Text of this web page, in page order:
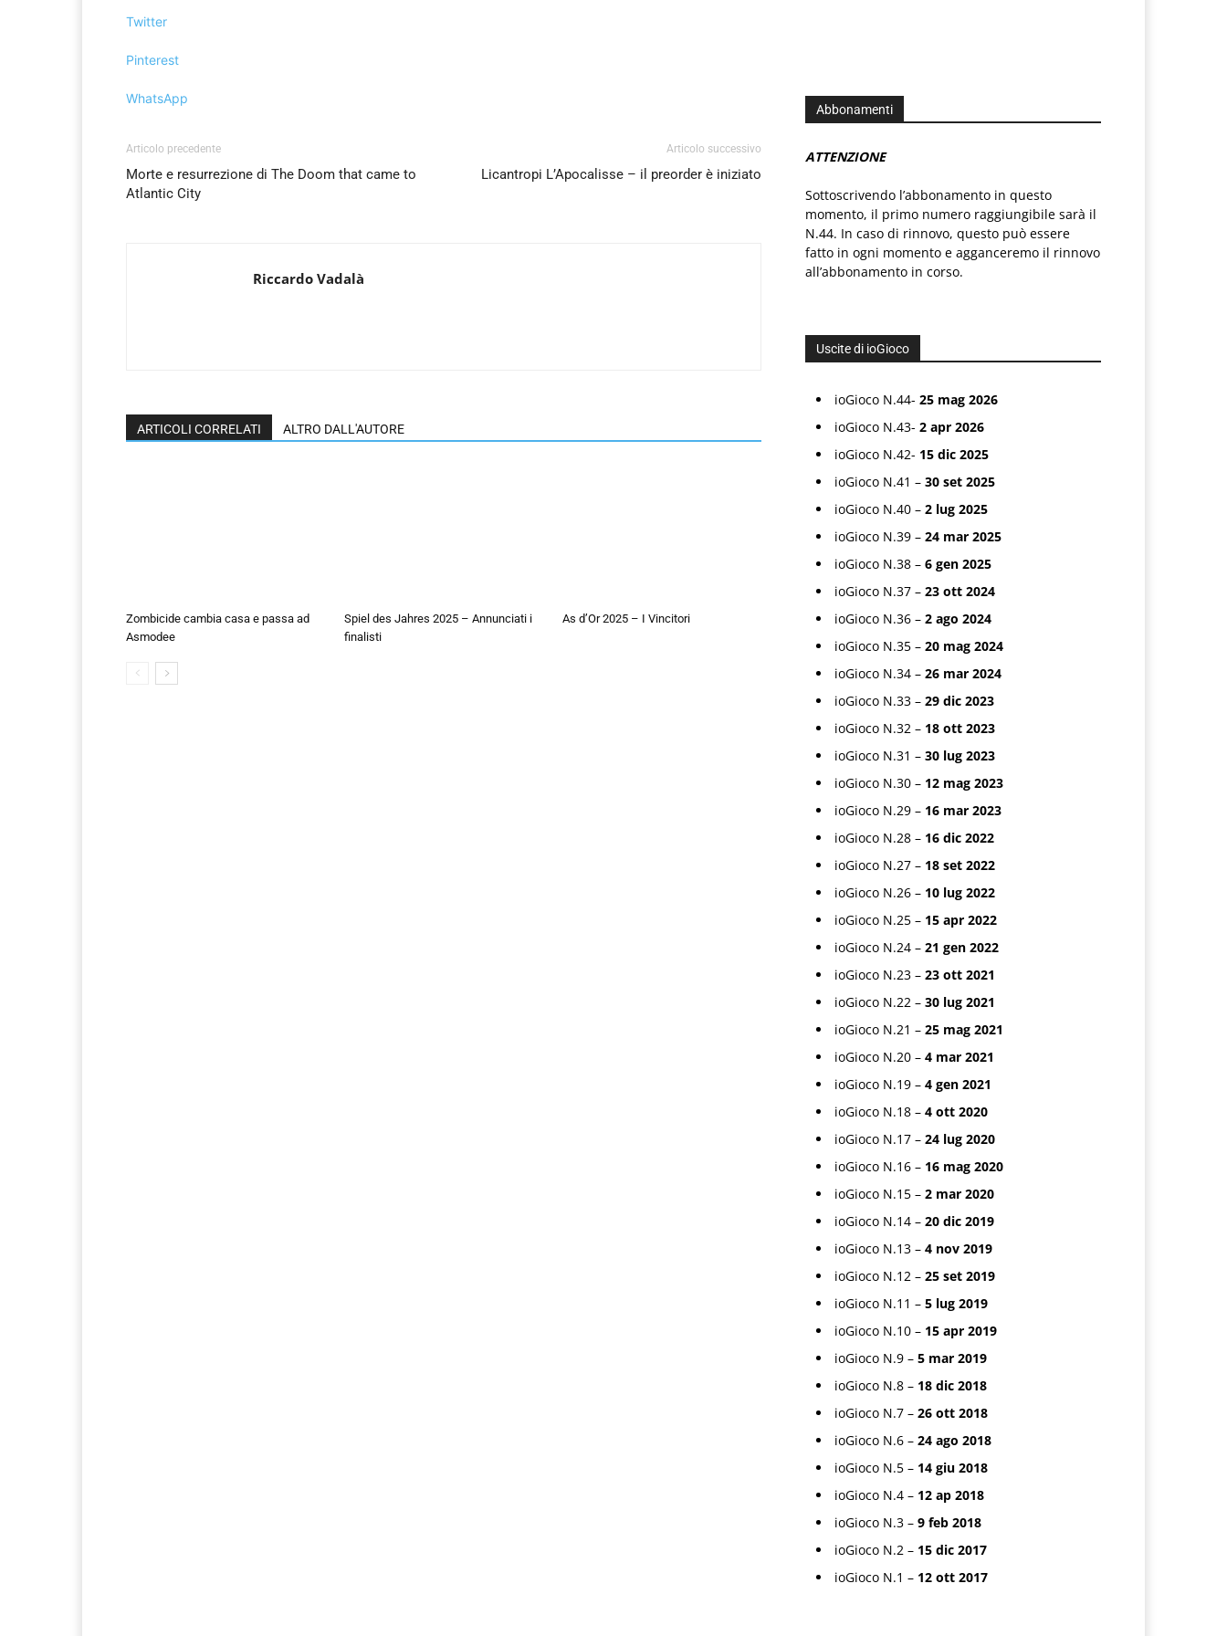
Twitter
Pinterest
WhatsApp
Articolo precedente
Morte e resurrezione di The Doom that came to
Atlantic City
Articolo successivo
Licantropi L’Apocalisse – il preorder è iniziato
Riccardo Vadalà
ARTICOLI CORRELATI ALTRO DALL'AUTORE
Zombicide cambia casa e passa ad
Asmodee
Spiel des Jahres 2025 – Annunciati i
finalisti
As d’Or 2025 – I Vincitori
Abbonamenti
ATTENZIONE
Sottoscrivendo l’abbonamento in questo
momento, il primo numero raggiungibile sarà il
N.44. In caso di rinnovo, questo può essere
fatto in ogni momento e agganceremo il rinnovo
all’abbonamento in corso.
Uscite di ioGioco
ioGioco N.44- 25 mag 2026
ioGioco N.43- 2 apr 2026
ioGioco N.42- 15 dic 2025
ioGioco N.41 – 30 set 2025
ioGioco N.40 – 2 lug 2025
ioGioco N.39 – 24 mar 2025
ioGioco N.38 – 6 gen 2025
ioGioco N.37 – 23 ott 2024
ioGioco N.36 – 2 ago 2024
ioGioco N.35 – 20 mag 2024
ioGioco N.34 – 26 mar 2024
ioGioco N.33 – 29 dic 2023
ioGioco N.32 – 18 ott 2023
ioGioco N.31 – 30 lug 2023
ioGioco N.30 – 12 mag 2023
ioGioco N.29 – 16 mar 2023
ioGioco N.28 – 16 dic 2022
ioGioco N.27 – 18 set 2022
ioGioco N.26 – 10 lug 2022
ioGioco N.25 – 15 apr 2022
ioGioco N.24 – 21 gen 2022
ioGioco N.23 – 23 ott 2021
ioGioco N.22 – 30 lug 2021
ioGioco N.21 – 25 mag 2021
ioGioco N.20 – 4 mar 2021
ioGioco N.19 – 4 gen 2021
ioGioco N.18 – 4 ott 2020
ioGioco N.17 – 24 lug 2020
ioGioco N.16 – 16 mag 2020
ioGioco N.15 – 2 mar 2020
ioGioco N.14 – 20 dic 2019
ioGioco N.13 – 4 nov 2019
ioGioco N.12 – 25 set 2019
ioGioco N.11 – 5 lug 2019
ioGioco N.10 – 15 apr 2019
ioGioco N.9 – 5 mar 2019
ioGioco N.8 – 18 dic 2018
ioGioco N.7 – 26 ott 2018
ioGioco N.6 – 24 ago 2018
ioGioco N.5 – 14 giu 2018
ioGioco N.4 – 12 ap 2018
ioGioco N.3 – 9 feb 2018
ioGioco N.2 – 15 dic 2017
ioGioco N.1 – 12 ott 2017